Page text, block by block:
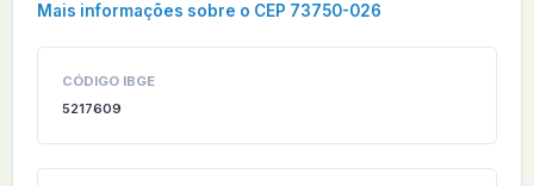
Mais informações sobre o CEP 73750-026
CÓDIGO IBGE
5217609